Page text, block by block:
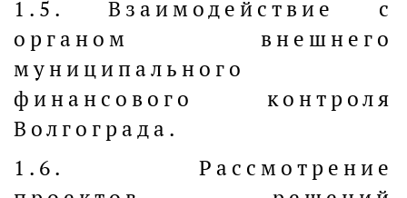
1.5. Взаимодействие с
органом внешнего
муниципального
финансового контроля
Волгограда.
1.6. Рассмотрение